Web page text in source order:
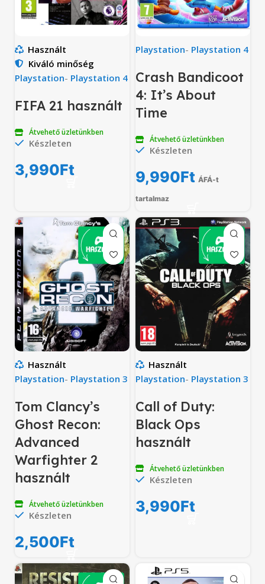
Használt
Kiváló minőség
Playstation- Playstation 4
FIFA 21 használt
Átvehető üzletünkben
Készleten
3,990Ft
Playstation- Playstation 4
Crash Bandicoot
4: It’s About
Time
Átvehető üzletünkben
Készleten
9,990Ft ÁFÁ-t
tartalmaz
Használt
Playstation- Playstation 3
Tom Clancy’s
Ghost Recon:
Advanced
Warfighter 2
használt
Átvehető üzletünkben
Készleten
2,500Ft
Használt
Playstation- Playstation 3
Call of Duty:
Black Ops
használt
Átvehető üzletünkben
Készleten
3,990Ft